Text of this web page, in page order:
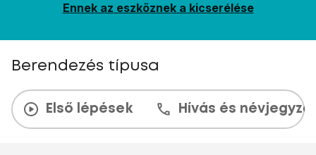
Ennek az eszköznek a kicserélése
Berendezés típusa
Első lépések Hívás és